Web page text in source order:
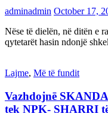
adminadmin October 17,
Nëse të dielën, në ditën e
qytetarët hasin ndonjë
Lajme, Më të fundit
Vazhdojnē
tek NPK- SHARRI